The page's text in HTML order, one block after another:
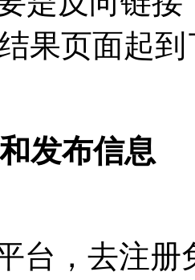
果页面起
发布信息
台，去注